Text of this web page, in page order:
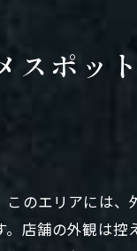
城町のグルメ
スポッ
のエリアには
店舗の外観は